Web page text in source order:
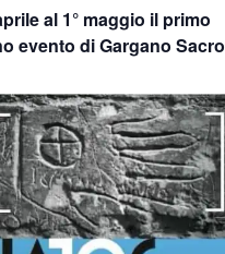
al 1° maggio il primo
evento di Gargano Sacro